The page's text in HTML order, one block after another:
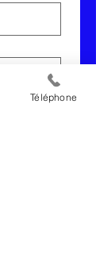
Téléphone